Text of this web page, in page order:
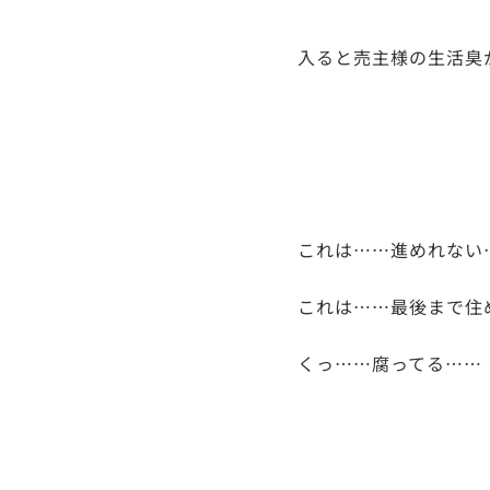
入ると売主様の生活臭
これは……進めれな
これは……最後まで
くっ……腐ってる……